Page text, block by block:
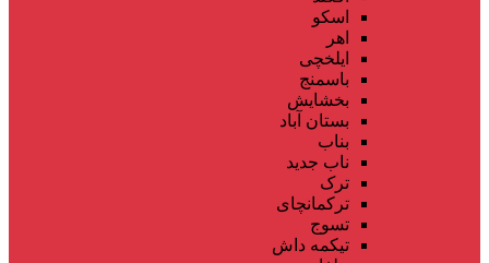
اسکو
اهر
ایلخچی
باسمنج
بخشایش
بستان آباد
بناب
ناب جدید
ترک
ترکمانچای
تسوج
تیکمه داش